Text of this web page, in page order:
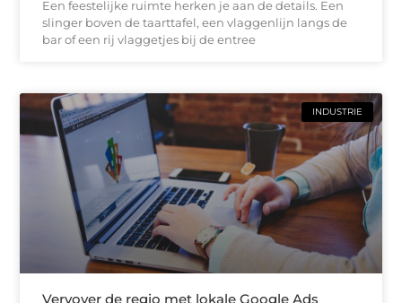
Een feestelijke ruimte herken je aan de details. Een
slinger boven de taarttafel, een vlaggenlijn langs de
bar of een rij vlaggetjes bij de entree
INDUSTRIE
Vervover de regio met lokale Google Ads